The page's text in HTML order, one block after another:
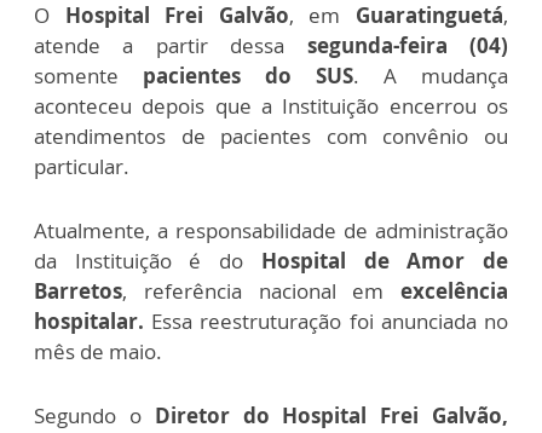
O Hospital Frei Galvão, em Guaratinguetá,
atende a partir dessa segunda-feira (04)
somente pacientes do SUS. A mudança
aconteceu depois que a Instituição encerrou os
atendimentos de pacientes com convênio ou
particular.
Atualmente, a responsabilidade de administração
da Instituição é do Hospital de Amor de
Barretos, referência nacional em excelência
hospitalar. Essa reestruturação foi anunciada no
mês de maio.
Segundo o Diretor do Hospital Frei Galvão,